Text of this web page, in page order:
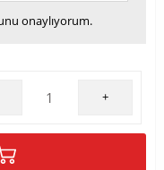
onaylıyorum.
+